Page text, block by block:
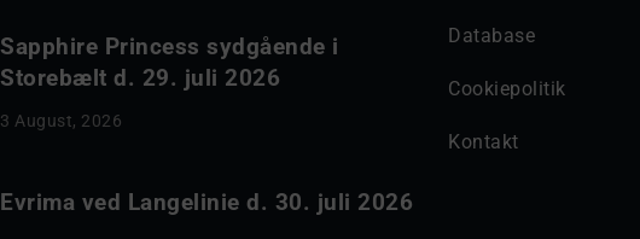
Sapphire Princess sydgående i
Storebælt d. 29. juli 2026
3 August, 2026
Evrima ved Langelinie d. 30. juli 2026
Database
Cookiepolitik
Kontakt